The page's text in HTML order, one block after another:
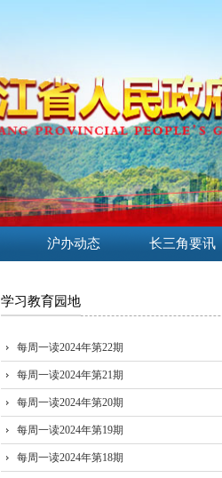
沪办动态 长三角要讯
学习教育园地
每周一读2024年第22期
每周一读2024年第21期
每周一读2024年第20期
每周一读2024年第19期
每周一读2024年第18期